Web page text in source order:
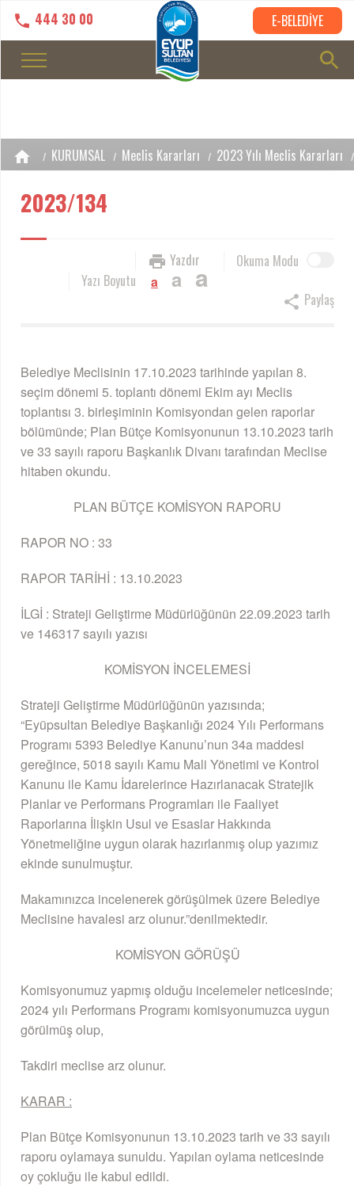
444 30 00 E-BELEDİYE
KURUMSAL Meclis Kararları 2023 Yılı Meclis Kararları
2023/134
Okuma Modu
Yazdır
Yazı Boyutu
a a a
Paylaş
Belediye Meclisinin 17.10.2023 tarihinde yapılan 8.
seçim dönemi 5. toplantı dönemi Ekim ayı Meclis
toplantısı 3. birleşiminin Komisyondan gelen raporlar
bölümünde; Plan Bütçe Komisyonunun 13.10.2023 tarih
ve 33 sayılı raporu Başkanlık Divanı tarafından Meclise
hitaben okundu.
PLAN BÜTÇE KOMİSYON RAPORU
RAPOR NO : 33
RAPOR TARİHİ : 13.10.2023
İLGİ : Strateji Geliştirme Müdürlüğünün 22.09.2023 tarih
ve 146317 sayılı yazısı
KOMİSYON İNCELEMESİ
Strateji Geliştirme Müdürlüğünün yazısında;
“Eyüpsultan Belediye Başkanlığı 2024 Yılı Performans
Programı 5393 Belediye Kanunu’nun 34a maddesi
gereğince, 5018 sayılı Kamu Mali Yönetimi ve Kontrol
Kanunu ile Kamu İdarelerince Hazırlanacak Stratejik
Planlar ve Performans Programları ile Faaliyet
Raporlarına İlişkin Usul ve Esaslar Hakkında
Yönetmeliğine uygun olarak hazırlanmış olup yazımız
ekinde sunulmuştur.
Makamınızca incelenerek görüşülmek üzere Belediye
Meclisine havalesi arz olunur.”denilmektedir.
KOMİSYON GÖRÜŞÜ
Komisyonumuz yapmış olduğu incelemeler neticesinde;
2024 yılı Performans Programı komisyonumuzca uygun
görülmüş olup,
Takdiri meclise arz olunur.
KARAR :
Plan Bütçe Komisyonunun 13.10.2023 tarih ve 33 sayılı
raporu oylamaya sunuldu. Yapılan oylama neticesinde
oy çokluğu ile kabul edildi.